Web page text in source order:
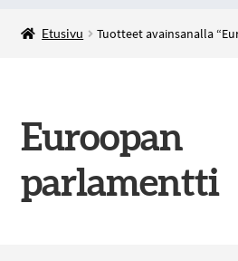
UMOVE
English
Etusivu Tuotteet avainsanalla
Euroopan
parlamentti